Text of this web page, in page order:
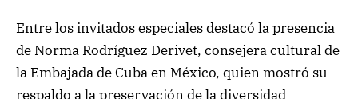
Entre los invitados especiales destacó la presencia
de Norma Rodríguez Derivet, consejera cultural de
la Embajada de Cuba en México, quien mostró su
respaldo a la preservación de la diversidad